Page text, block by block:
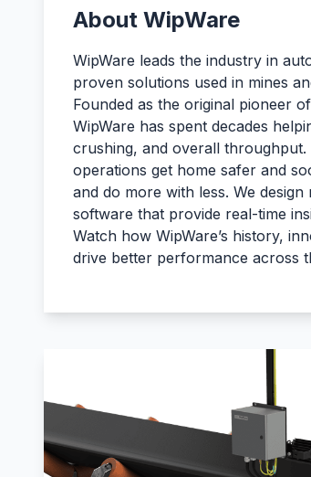
About WipWare
WipWare leads the industry in
proven solutions used in mines
Founded as the original pioneer
WipWare has spent decades
crushing, and overall throughput.
operations get home safer and
and do more with less. We
software that provide real-time
Watch how WipWare’s history,
drive better performance across